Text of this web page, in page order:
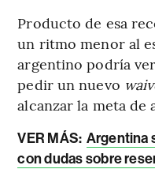
Producto de esa
un ritmo menor al
argentino podría
pedir un nuevo
alcanzar la meta de
VER MÁS: Argentina
con dudas sobre